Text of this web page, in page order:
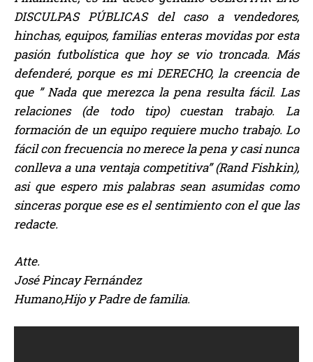
DISCULPAS PÚBLICAS del caso a vendedores,
hinchas, equipos, familias enteras movidas por esta
pasión futbolística que hoy se vio troncada. Más
defenderé, porque es mi DERECHO, la creencia de
que ” Nada que merezca la pena resulta fácil. Las
relaciones (de todo tipo) cuestan trabajo. La
formación de un equipo requiere mucho trabajo. Lo
fácil con frecuencia no merece la pena y casi nunca
conlleva a una ventaja competitiva” (Rand Fishkin),
asi que espero mis palabras sean asumidas como
sinceras porque ese es el sentimiento con el que las
redacte.
Atte.
José Pincay Fernández
Humano,Hijo y Padre de familia.